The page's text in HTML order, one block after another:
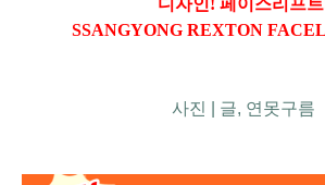
디자인! 페이스리프
SSANGYONG REXTON
사진 | 글, 연못구름